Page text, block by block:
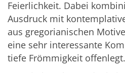
Feierlichkeit. Dabei
Ausdruck mit
aus gregorianischen
eine sehr interessante
tiefe Frömmigkeit offenlegt.